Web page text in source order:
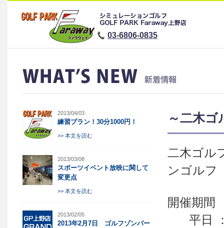
03-6806-0835
2013/04/03
練習プラン！30分1000円！
>> 本文を読む
2013/03/08
スポーツイベント放映に関して
変更点
>> 本文を読む
2013/02/05
2013年2月7日 ゴルフゾンパー
～二木
二木ゴル
ンゴルフ
開催期間
平日